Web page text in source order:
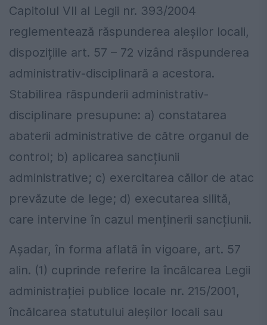
Capitolul VII al Legii nr. 393/2004
reglementează răspunderea aleșilor locali,
dispozițiile art. 57 – 72 vizând răspunderea
administrativ-disciplinară a acestora.
Stabilirea răspunderii administrativ-
disciplinare presupune: a) constatarea
abaterii administrative de către organul de
control; b) aplicarea sancțiunii
administrative; c) exercitarea căilor de atac
prevăzute de lege; d) executarea silită,
care intervine în cazul menținerii sancțiunii.
Așadar, în forma aflată în vigoare, art. 57
alin. (1) cuprinde referire la încălcarea Legii
administrației publice locale nr. 215/2001,
încălcarea statutului aleșilor locali sau